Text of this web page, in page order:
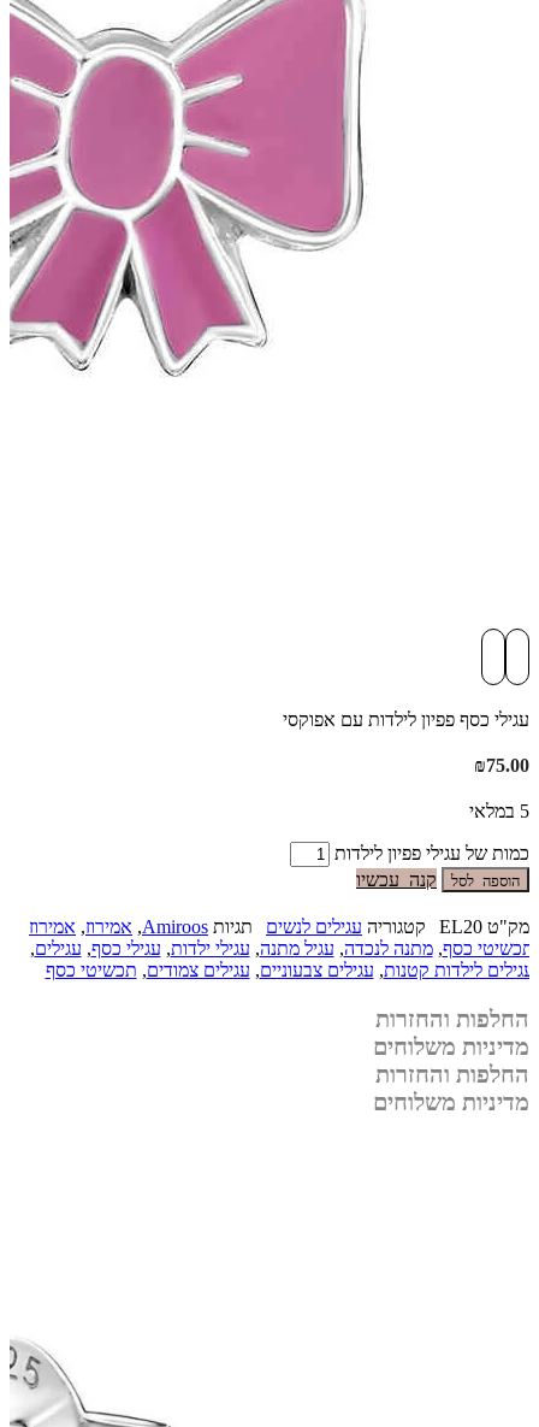
עגילי כסף פפיון לילדות עם אפוקסי
₪75.00
5 במלאי
כמות של עגילי פפיון לילדות
הוספה לסל קנה עכשיו
מק"ט EL20 קטגוריה עגילים לנשים תגיות Amiroos
, אמירוז, אמירוז
תכשיטי כסף,מתנה לנכדה, עגיל מתנה, עגילי ילדות, עגילי כסף, עגילים,
עגילים לילדות קטנות, עגילים צבעוניים, עגילים צמודים, תכשיטי כסף
החלפות והחזרות
מדיניות משלוחים
החלפות והחזרות
מדיניות משלוחים